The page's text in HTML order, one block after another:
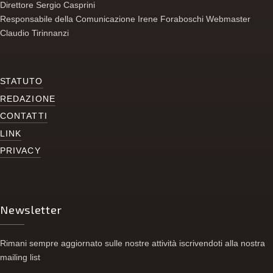
Direttore Sergio Casprini
Responsabile della Comunicazione Irene Foraboschi Webmaster
Claudio Tirinnanzi
STATUTO
REDAZIONE
CONTATTI
LINK
PRIVACY
Newsletter
Rimani sempre aggiornato sulle nostre attività iscrivendoti alla nostra
mailing list